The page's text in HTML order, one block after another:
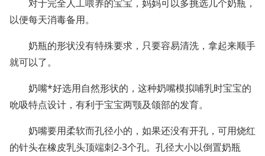
对于完全人工喂养的宝宝，妈妈可以多挑选几个奶瓶，
以便每天消毒备用。
奶瓶的形状没有特殊要求，只要容易清洗，拿起来顺手
就可以了。
奶嘴*好选用自然形状的，这种奶嘴模拟哺乳时宝宝的
吮吸特点设计，有利于宝宝两颚及颌部的发育。
奶嘴要用柔软而孔径小的，如果还没有开孔，可用烧红
的针头在橡皮乳头顶端刺2-3个孔。孔径大小以倒置奶瓶